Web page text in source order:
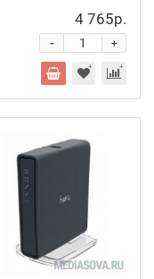
4 765р.
+
-